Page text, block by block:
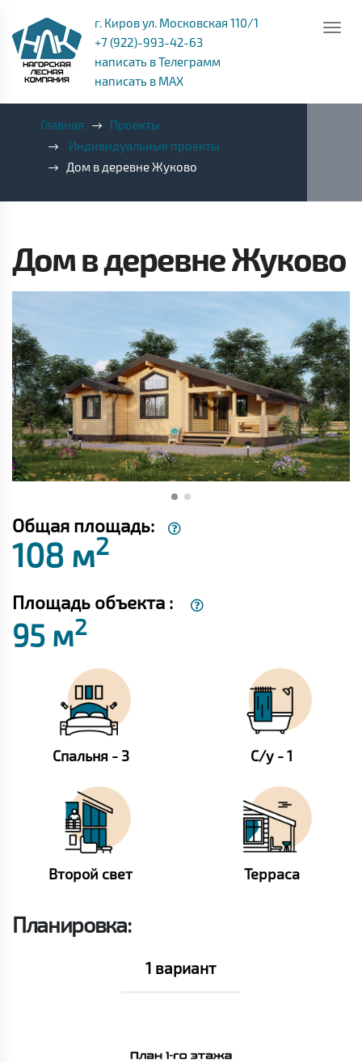
г. Киров ул. Московская 110/1
+7 (922)-993-42-63
написать в Телеграмм
написать в MAX
Главная
Проекты
Индивидуальные проекты
Дом в деревне Жуково
Дом в деревне Жуково
Общая площадь:
108 м2
Площадь объекта :
95 м2
Спальня - 3 С/у - 1
Второй свет Терраса
Планировка:
1 вариант